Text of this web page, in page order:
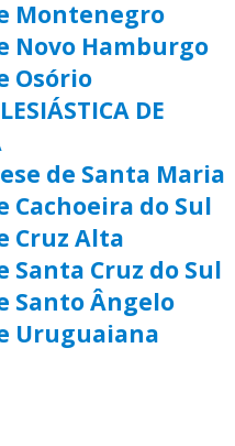
Montenegro
Novo Hamburgo
Osório
DE
de Santa Maria
Cachoeira do Sul
Cruz Alta
Santa Cruz do Sul
Santo Ângelo
Uruguaiana